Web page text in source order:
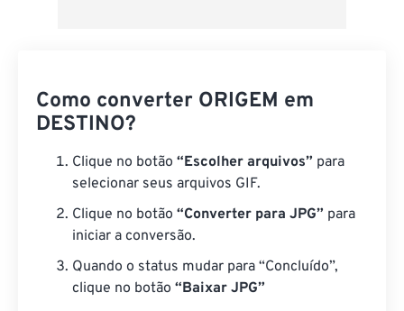
Como converter ORIGEM em
DESTINO?
Clique no botão “Escolher arquivos” para
selecionar seus arquivos GIF.
Clique no botão “Converter para JPG” para
iniciar a conversão.
Quando o status mudar para “Concluído”,
clique no botão “Baixar JPG”